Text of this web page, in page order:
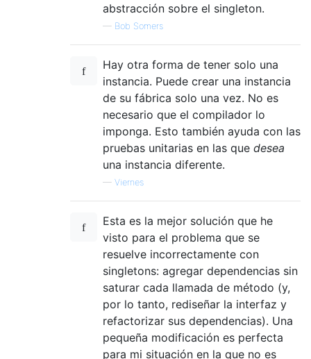
abstracción sobre el singleton.
— Bob Somers
Hay otra forma de tener solo una
instancia. Puede crear una instancia
de su fábrica solo una vez. No es
necesario que el compilador lo
imponga. Esto también ayuda con las
pruebas unitarias en las que desea
una instancia diferente.
— Viernes
Esta es la mejor solución que he
visto para el problema que se
resuelve incorrectamente con
singletons: agregar dependencias sin
saturar cada llamada de método (y,
por lo tanto, rediseñar la interfaz y
refactorizar sus dependencias). Una
pequeña modificación es perfecta
para mi situación en la que no es